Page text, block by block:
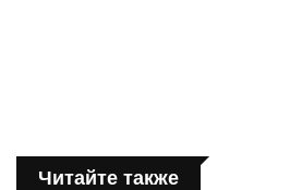
Читайте также